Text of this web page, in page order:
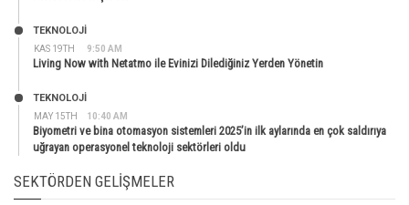
KAS 19TH 9:50 AM
TEKNOLOJİ
Living Now with Netatmo ile Evinizi Dilediğiniz Yerden Yönetin
MAY 15TH 10:40 AM
TEKNOLOJİ
Biyometri ve bina otomasyon sistemleri 2025’in ilk aylarında en çok saldırıya
uğrayan operasyonel teknoloji sektörleri oldu
SEKTÖRDEN GELIŞMELER